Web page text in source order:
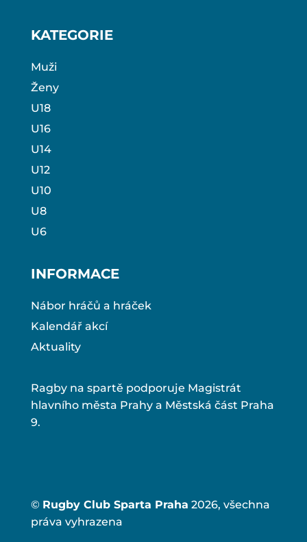
KATEGORIE
Muži
Ženy
U18
U16
U14
U12
U10
U8
U6
INFORMACE
Nábor hráčů a hráček
Kalendář akcí
Aktuality
Ragby na spartě podporuje Magistrát
hlavního města Prahy a Městská část Praha
9.
© Rugby Club Sparta Praha 2026, všechna
práva vyhrazena